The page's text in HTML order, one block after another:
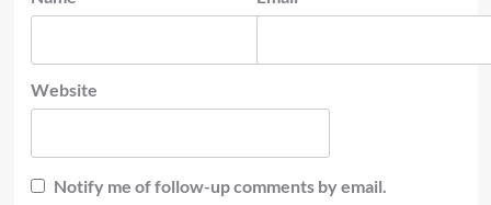
Website
Notify me of follow-up comments by email.